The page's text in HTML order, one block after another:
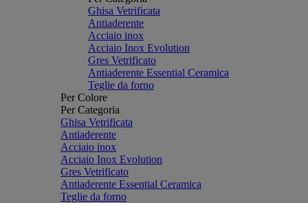
Ghisa Vetrificata
Antiaderente
Acciaio inox
Acciaio Inox Evolution
Gres Vetrificato
Antiaderente Essential Ceramica
Teglie da forno
Per Colore
Per Categoria
Ghisa Vetrificata
Antiaderente
Acciaio inox
Acciaio Inox Evolution
Gres Vetrificato
Antiaderente Essential Ceramica
Teglie da forno